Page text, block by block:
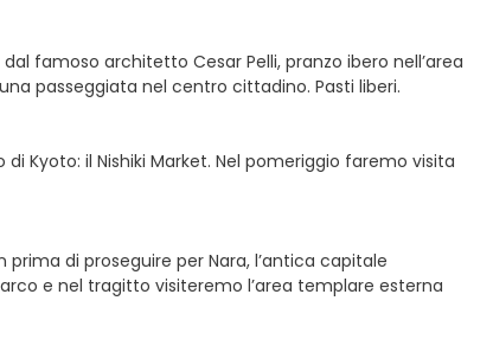
famoso architetto Cesar Pelli, pranzo ibero nell’area
passeggiata nel centro cittadino. Pasti liberi.
Kyoto: il Nishiki Market. Nel pomeriggio faremo visita
di proseguire per Nara, l’antica capitale
e nel tragitto visiteremo l’area templare esterna